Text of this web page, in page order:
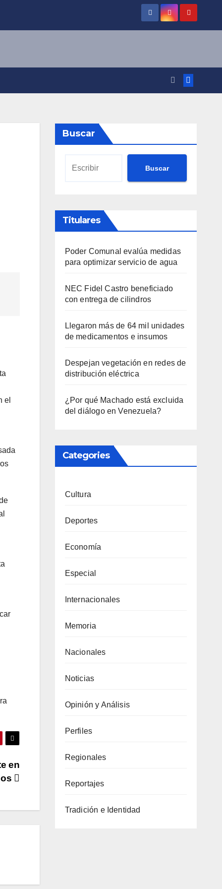
el
en
Buscar
Buscar
Titulares
Poder Comunal evalúa medidas
para optimizar servicio de agua
NEC Fidel Castro beneficiado
con entrega de cilindros
Llegaron más de 64 mil unidades
de medicamentos e insumos
Despejan vegetación en redes de
distribución eléctrica
¿Por qué Machado está excluida
del diálogo en Venezuela?
Categories
Cultura
Deportes
Economía
Especial
Internacionales
Memoria
Nacionales
Noticias
Opinión y Análisis
Perfiles
Regionales
Reportajes
Tradición e Identidad